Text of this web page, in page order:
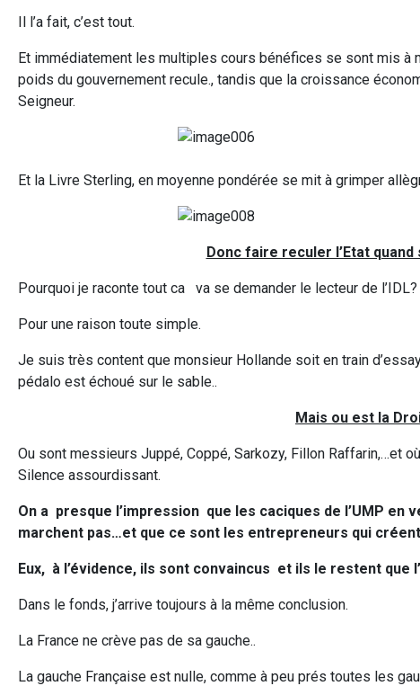
Il l’a fait, c’est tout.
Et immédiatement les multiples cours bénéfices se sont mis
poids du gouvernement recule., tandis que la croissance
Seigneur.
Et la Livre Sterling, en moyenne pondérée se mit à grimper
Donc faire reculer l’Etat
Pourquoi je raconte tout ca va se demander le lecteur de l’IDL?
Pour une raison toute simple.
Je suis très content que monsieur Hollande soit en train
pédalo est échoué sur le sable..
Mais ou est la
Ou sont messieurs Juppé, Coppé, Sarkozy, Fillon Raffarin,…et
Silence assourdissant.
On a presque l’impression que les caciques de l’UMP en
marchent pas…et que ce sont les entrepreneurs qui
Eux, à l’évidence, ils sont convaincus et ils le restent que
Dans le fonds, j’arrive toujours à la même conclusion.
La France ne crève pas de sa gauche..
La gauche Française est nulle, comme à peu prés toutes les